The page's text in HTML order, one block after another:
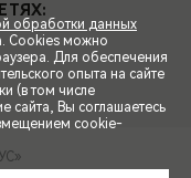
обработки данных
Cookies можно
Для обеспечения
опыта на сайте
(в том числе
сайта, Вы соглашаетесь
cookie-